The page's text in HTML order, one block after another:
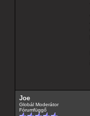
Joe
Globál Moderátor
Fórumfüggő